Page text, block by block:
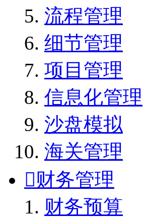
流程管理
细节管理
项目管理
信息化管理
沙盘模拟
海关管理
财务管理
财务预算